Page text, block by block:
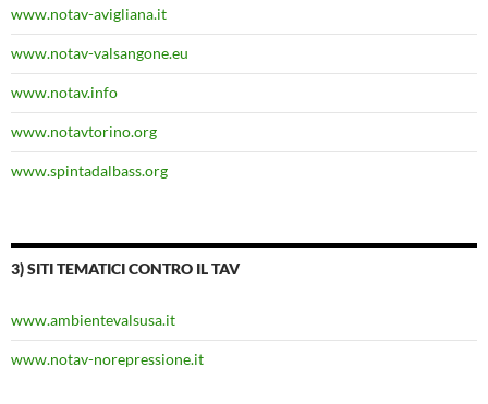
www.notav-avigliana.it
www.notav-valsangone.eu
www.notav.info
www.notavtorino.org
www.spintadalbass.org
3) SITI TEMATICI CONTRO IL TAV
www.ambientevalsusa.it
www.notav-norepressione.it